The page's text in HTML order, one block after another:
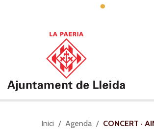
Sou
Inici Agenda CONCERT ·